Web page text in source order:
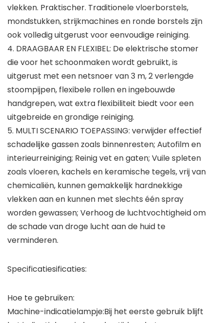
vlekken. Praktischer. Traditionele vloerborstels,
mondstukken, strijkmachines en ronde borstels zijn
ook volledig uitgerust voor eenvoudige reiniging.
4. DRAAGBAAR EN FLEXIBEL: De elektrische stomer
die voor het schoonmaken wordt gebruikt, is
uitgerust met een netsnoer van 3 m, 2 verlengde
stoompijpen, flexibele rollen en ingebouwde
handgrepen, wat extra flexibiliteit biedt voor een
uitgebreide en grondige reiniging.
5. MULTI SCENARIO TOEPASSING: verwijder effectief
schadelijke gassen zoals binnenresten; Autofilm en
interieurreiniging; Reinig vet en gaten; Vuile spleten
zoals vloeren, kachels en keramische tegels, vrij van
chemicaliën, kunnen gemakkelijk hardnekkige
vlekken aan en kunnen met slechts één spray
worden gewassen; Verhoog de luchtvochtigheid om
de schade van droge lucht aan de huid te
verminderen.
Specificatiesificaties:
Hoe te gebruiken:
Machine-indicatielampje:Bij het eerste gebruik blijft